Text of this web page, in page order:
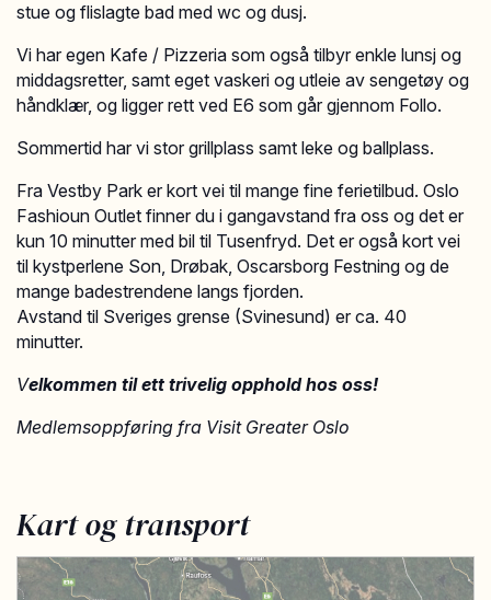
stue og flislagte bad med wc og dusj.
Vi har egen Kafe / Pizzeria som også tilbyr enkle lunsj og
middagsretter, samt eget vaskeri og utleie av sengetøy og
håndklær, og ligger rett ved E6 som går gjennom Follo.
Sommertid har vi stor grillplass samt leke og ballplass.
Fra Vestby Park er kort vei til mange fine ferietilbud. Oslo
Fashioun Outlet finner du i gangavstand fra oss og det er
kun 10 minutter med bil til Tusenfryd. Det er også kort vei
til kystperlene Son, Drøbak, Oscarsborg Festning og de
mange badestrendene langs fjorden.
Avstand til Sveriges grense (Svinesund) er ca. 40
minutter.
Velkommen til ett trivelig opphold hos oss!
Medlemsoppføring fra Visit Greater Oslo
Kart og transport